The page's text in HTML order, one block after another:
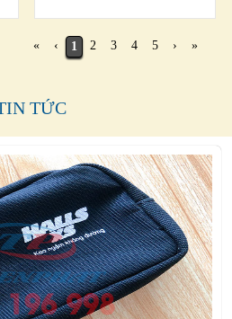
« ‹ 1 2 3 4 5 › »
TỨC